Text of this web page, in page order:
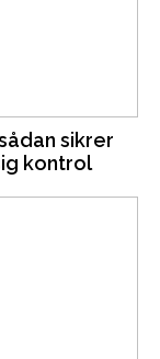
sikrer
kontrol